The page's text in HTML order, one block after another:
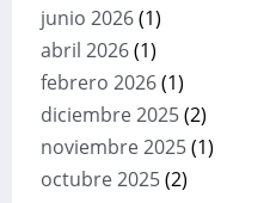
junio 2026(1)
abril 2026(1)
febrero 2026(1)
diciembre 2025(2)
noviembre 2025(1)
octubre 2025(2)